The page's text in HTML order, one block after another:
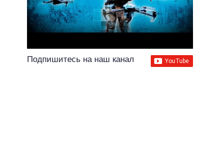
Подпишитесь на наш канал